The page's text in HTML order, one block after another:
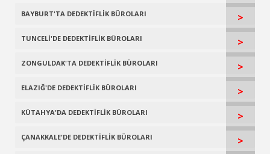
BAYBURT'TA DEDEKTİFLİK BÜROLARI >
TUNCELİ'DE DEDEKTİFLİK BÜROLARI >
ZONGULDAK'TA DEDEKTİFLİK BÜROLARI >
ELAZIĞ'DE DEDEKTİFLİK BÜROLARI >
KÜTAHYA'DA DEDEKTİFLİK BÜROLARI >
ÇANAKKALE'DE DEDEKTİFLİK BÜROLARI >